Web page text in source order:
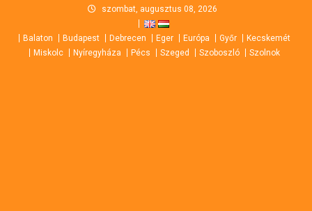
content
szombat, augusztus 08, 2026
Balaton Budapest Debrecen Eger Európa Győr
Kecskemét
Miskolc
Nyíregyháza Pécs Szeged Szoboszló Szolnok